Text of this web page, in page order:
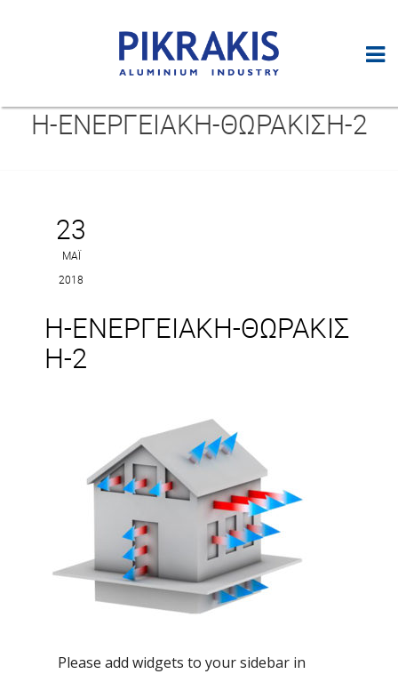
Η-ΕΝΕΡΓΕΙΑΚΉ-ΘΩΡΆΚΙΣΗ-2
23
ΜΆΙ
2018
Η-ΕΝΕΡΓΕΙΑΚΉ-ΘΩΡΆΚΙΣ
Η-2
Please add widgets to your sidebar in